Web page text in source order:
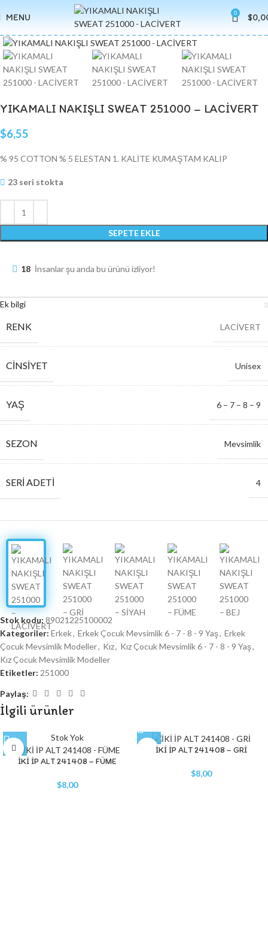
MENU 0 $
Click to enlarge
YIKAMALI NAKIŞLI SWEAT 251000 – LACİVERT
$6,55
% 95 COTTON % 5 ELESTAN 1. KALİTE KUMAŞTAM KALIP
23 seri stokta
SEPETE EKLE
18 İnsanlar şu anda bu ürünü izliyor!
Ek bilgi
RENK LACİVERT
CINSIYET Unisex
YAŞ 6 – 7 – 8 – 9
SEZON Mevsimlik
SERI ADETI 4
Stok kodu: 89021225100002
Kategoriler: Erkek, Erkek Çocuk Mevsimlik 6 - 7 - 8 - 9 Yaş, Erkek
Çocuk Mevsimlik Modeller, Kız, Kız Çocuk Mevsimlik 6 - 7 - 8 - 9 Yaş,
Kız Çocuk Mevsimlik Modeller
Etiketler: 251000
Paylaş:
İlgili ürünler
Stok Yok
İKİ İP ALT 241408 – FÜME
$8,00
İKİ İP ALT 241408 – GRİ
$8,00